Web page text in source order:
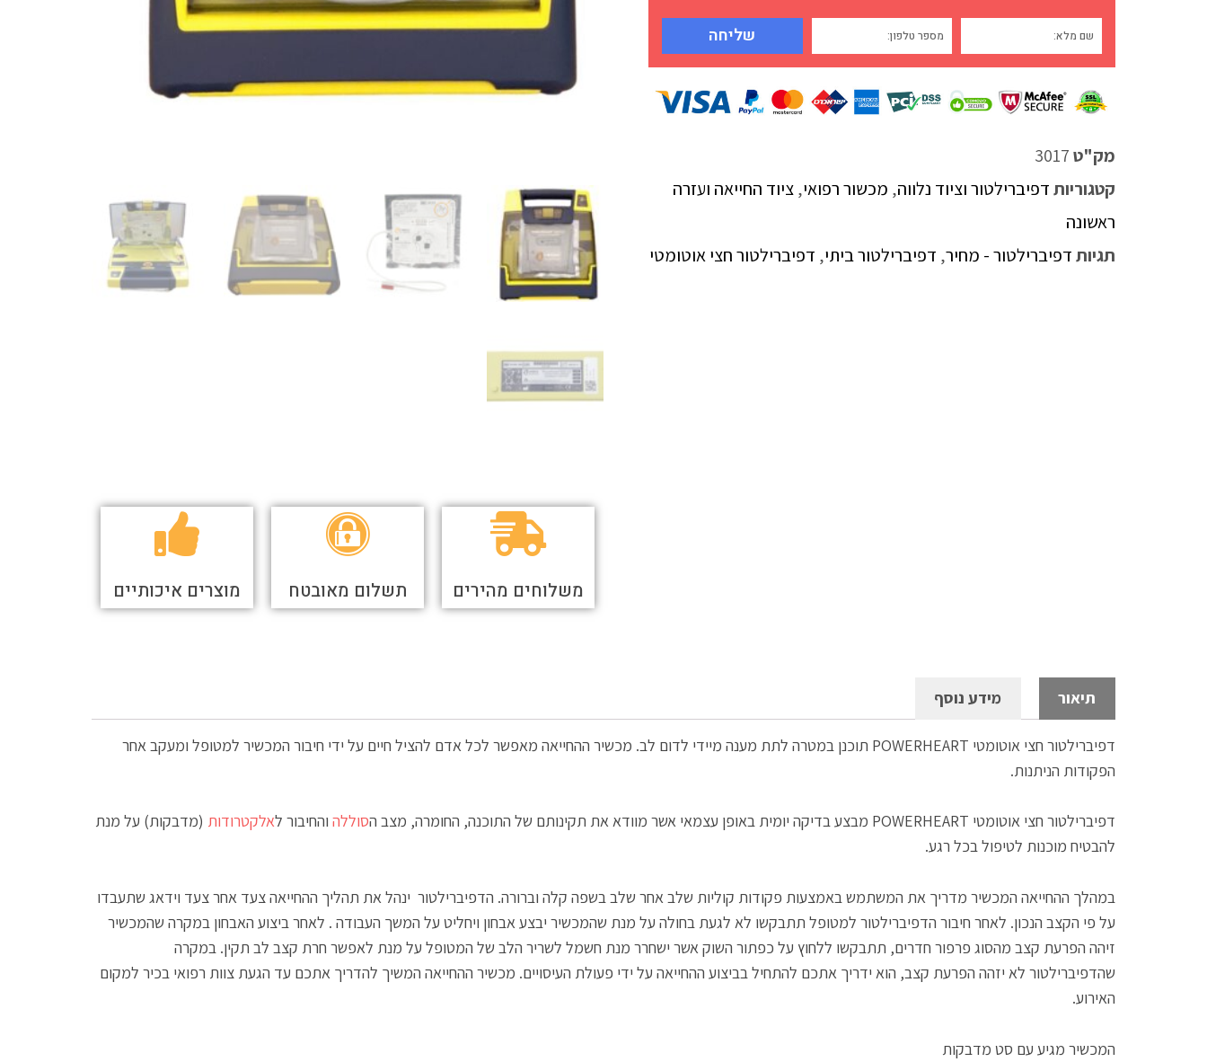
שליחה
מק"ט3017
קטגוריותדפיברילטור וציוד נלווה, מכשור רפואי,ציוד החייאה ועזרה
ראשונה
תגיותדפיברילטור - מחיר, דפיברילטור ביתי, דפיברילטור חצי אוטומטי
משלוחים מהירים תשלום מאובטח מוצרים איכותיים
תיאור מידע נוסף
דפיברילטור חצי אוטומטי POWERHEART תוכנן במטרה לתת מענה מיידי לדום לב. מכשיר ההחייאה מאפשר לכל אדם להציל חיים על ידי חיבור המכשיר למטופל ומעקב אחר
הפקודות הניתנות.
דפיברילטור חצי אוטומטי POWERHEART מבצע בדיקה יומית באופן עצמאי אשר מוודא את תקינותם של התוכנה, החומרה, מצב ה סוללה והחיבור לאלקטרודות (מדבקות) על מנת
להבטיח מוכנות לטיפול בכל רגע.
במהלך ההחייאה המכשיר מדריך את המשתמש באמצעות פקודות קוליות שלב אחר שלב בשפה קלה וברורה. הדפיברילטור ינהל את תהליך ההחייאה צעד אחר צעד וידאג שתעבדו
על פי הקצב הנכון. לאחר חיבור הדפיברילטור למטופל תתבקשו לא לגעת בחולה על מנת שהמכשיר יבצע אבחון ויחליט על המשך העבודה . לאחר ביצוע האבחון במקרה שהמכשיר
זיהה הפרעת קצב מהסוג פרפור חדרים, תתבקשו ללחוץ על כפתור השוק אשר ישחרר מנת חשמל לשריר הלב של המטופל על מנת לאפשר חרת קצב לב תקין. במקרה
שהדפיברילטור לא יזהה הפרעת קצב, הוא ידריך אתכם להתחיל בביצוע ההחייאה על ידי פעולת העיסויים. מכשיר ההחייאה המשיך להדריך אתכם עד הגעת צוות רפואי בכיר למקום
האירוע.
המכשיר מגיע עם סט מדבקות